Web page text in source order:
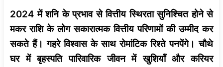
2024 में शनि के प्रभाव से वित्तीय स्थिरता सुनिश्चित होने से
मकर राशि के लोग सकारात्मक वित्तीय परिणामों की उम्मीद कर
सकते हैं। गहरे विश्वास के साथ रोमांटिक रिश्ते पनपेंगे। चौथे
घर में बृहस्पति पारिवारिक जीवन में खुशियाँ और करियर